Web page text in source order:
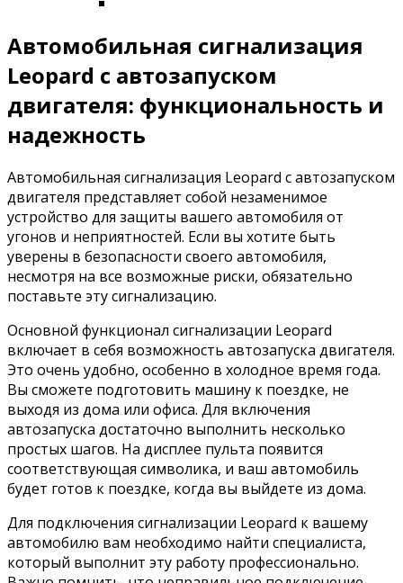
Автомобильная сигнализация
Leopard с автозапуском
двигателя: функциональность и
надежность
Автомобильная сигнализация Leopard с автозапуском
двигателя представляет собой незаменимое
устройство для защиты вашего автомобиля от
угонов и неприятностей. Если вы хотите быть
уверены в безопасности своего автомобиля,
несмотря на все возможные риски, обязательно
поставьте эту сигнализацию.
Основной функционал сигнализации Leopard
включает в себя возможность автозапуска двигателя.
Это очень удобно, особенно в холодное время года.
Вы сможете подготовить машину к поездке, не
выходя из дома или офиса. Для включения
автозапуска достаточно выполнить несколько
простых шагов. На дисплее пульта появится
соответствующая символика, и ваш автомобиль
будет готов к поездке, когда вы выйдете из дома.
Для подключения сигнализации Leopard к вашему
автомобилю вам необходимо найти специалиста,
который выполнит эту работу профессионально.